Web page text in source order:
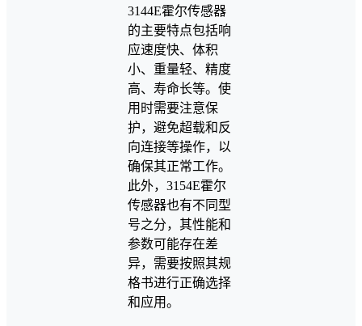
3144E霍尔传感器
的主要特点包括响
应速度快、体积
小、重量轻、精度
高、寿命长等。使
用时需要注意保
护，避免超载和反
向连接等操作，以
确保其正常工作。
此外，3154E霍尔
传感器也有不同型
号之分，其性能和
参数可能存在差
异，需要按照其规
格书进行正确选择
和应用。